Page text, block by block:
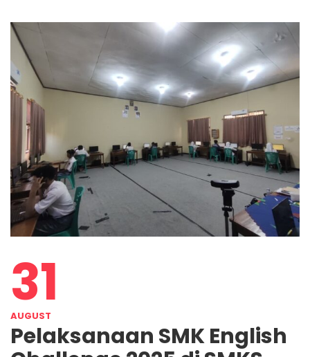
31
AUGUST
Pelaksanaan SMK English